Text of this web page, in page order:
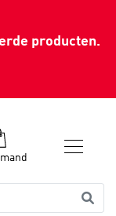
producten.